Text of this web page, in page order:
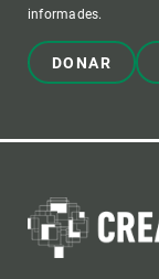
informades.
DONAR